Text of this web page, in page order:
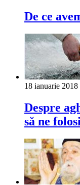
De ce
18 ianuarie 2018
Despre
să ne